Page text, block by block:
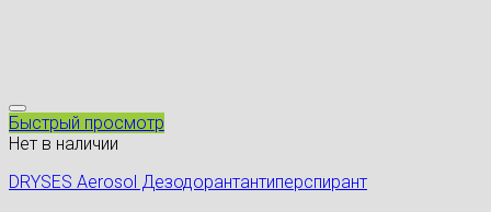
Быстрый просмотр
Нет в наличии
DRYSES Aerosol Дезодорантантиперспирант